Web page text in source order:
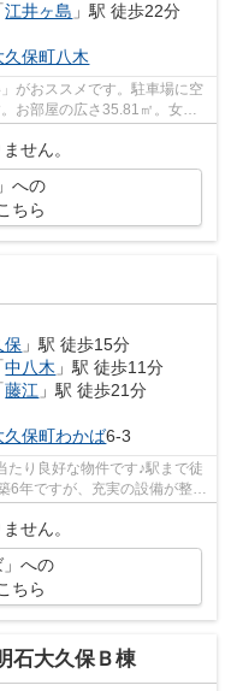
江井ヶ島 」駅 徒歩22分
久保町八木
がおススメです。駐車場に空
お部屋の広さ35.81㎡。女性
せん。
への
ちら
保 」駅 徒歩15分
中八木 」駅 徒歩11分
藤江 」駅 徒歩21分
久保町わかば6-3
たり良好な物件です♪駅まで徒
6年ですが、充実の設備が整っ
せん。
」への
ちら
石大久保Ｂ棟